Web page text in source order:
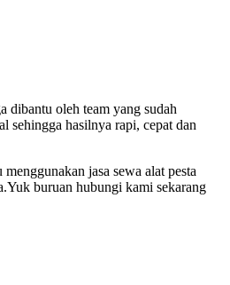
dibantu oleh team yang sudah
sehingga hasilnya rapi, cepat dan
jasa sewa alat pesta
buruan hubungi kami sekarang